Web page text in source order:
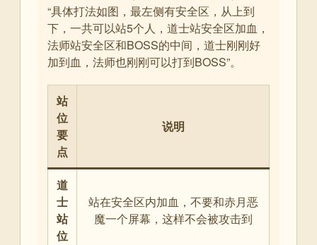
“具体打法如图，最左侧有安全区，从上到
下，一共可以站5个人，道士站安全区加血，
法师站安全区和BOSS的中间，道士刚刚好
加到血，法师也刚刚可以打到BOSS”。
站
位
要
点
说明
道
士
站
位
站在安全区内加血，不要和赤月恶
魔一个屏幕，这样不会被攻击到